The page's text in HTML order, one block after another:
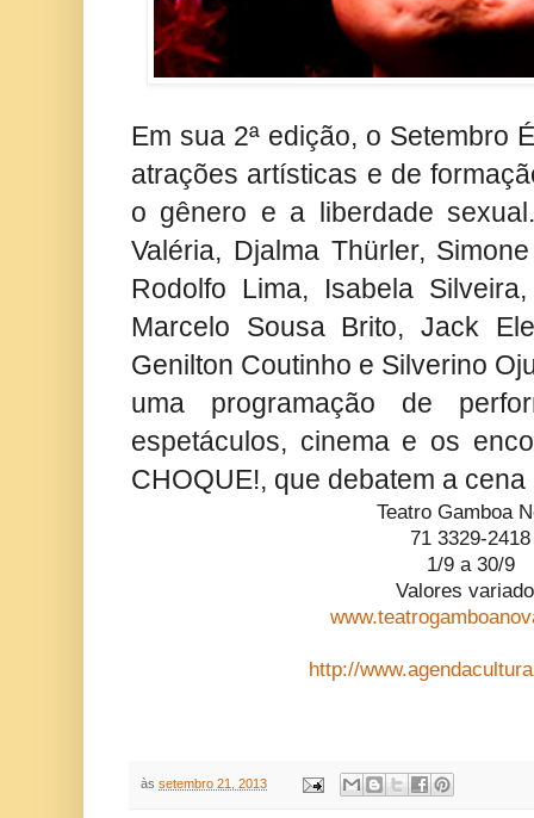
Em sua 2ª edição, o Setembro
atrações artísticas e de
o gênero e a liberdade
Valéria, Djalma Thürler,
Rodolfo Lima, Isabela
Marcelo Sousa Brito, Jack
Genilton Coutinho e Silverino
uma programação de
espetáculos, cinema e os
CHOQUE!, que debatem a
Teatro Gamboa
71 3329-2418
1/9 a 30/9
Valores
http://
às setembro 21, 2013